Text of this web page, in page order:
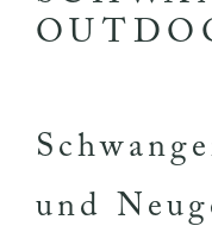
und